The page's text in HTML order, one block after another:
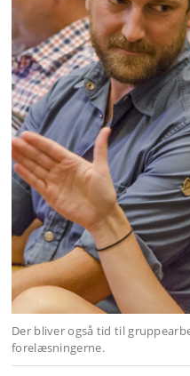
Der bliver også tid til
forelæsningerne.